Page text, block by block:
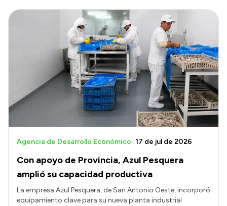
Con apoyo de Provincia, Azul Pesquera
amplió su capacidad productiva
Agencia de Desarrollo Económico 17 de jul de 2026
La empresa Azul Pesquera, de San Antonio Oeste, incorporó
equipamiento clave para su nueva planta industrial